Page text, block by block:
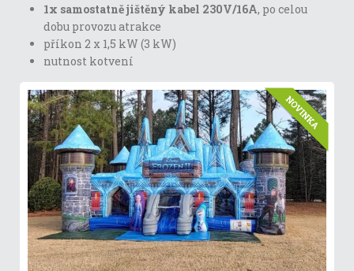
1x samostatně jištěný kabel 230V/16A, po celou
dobu provozu atrakce
příkon 2 x 1,5 kW (3 kW)
nutnost kotvení